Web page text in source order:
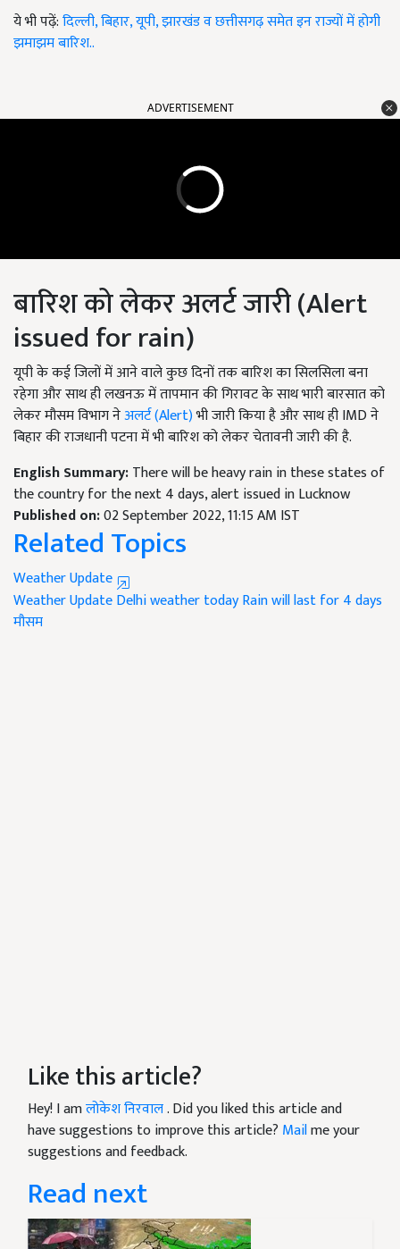
ये भी पढ़ें:दिल्ली, बिहार, यूपी, झारखंड व छत्तीसगढ़ समेत इन राज्यों में होगी
झमाझम बारिश..
ADVERTISEMENT
बारिश को लेकर अलर्ट जारी (Alert
issued for rain)
यूपी के कई जिलों में आने वाले कुछ दिनों तक बारिश का सिलसिला बना
रहेगा और साथ ही लखनऊ में तापमान की गिरावट के साथ भारी बारसात को
लेकर मौसम विभाग नेअलर्ट (Alert)भी जारी किया है और साथ ही IMD ने
बिहार की राजधानी पटना में भी बारिश को लेकर चेतावनी जारी की है.
English Summary:There will be heavy rain in these states of
the country for the next 4 days, alert issued in Lucknow
Published on:02 September 2022, 11:15 AM IST
Related Topics
Weather Update
Weather UpdateDelhi weather todayRain will last for 4 days
मौसम
Like this article?
Hey! I amलोकेश निरवाल. Did you liked this article and
have suggestions to improve this article? Mailme your
suggestions and feedback.
Read next